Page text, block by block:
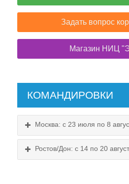
Задать вопрос
Магазин НИЦ
КОМАНДИРОВКИ
Москва: с 23 июля по 8
Ростов/Дон: с 14 по 20